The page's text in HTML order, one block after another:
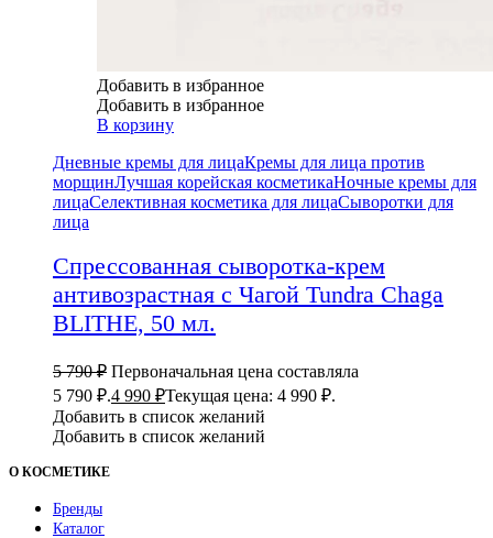
Добавить в избранное
Добавить в избранное
В корзину
Дневные кремы для лицаКремы для лица против
морщинЛучшая корейская косметикаНочные кремы для
лицаСелективная косметика для лицаСыворотки для
лица
Спрессованная сыворотка-крем
антивозрастная с Чагой Tundra Chaga
BLITHE, 50 мл.
5 790₽ Первоначальная цена составляла
5 790 ₽.4 990 ₽Текущая цена: 4 990 ₽.
Добавить в список желаний
Добавить в список желаний
О КОСМЕТИКЕ
Бренды
Каталог